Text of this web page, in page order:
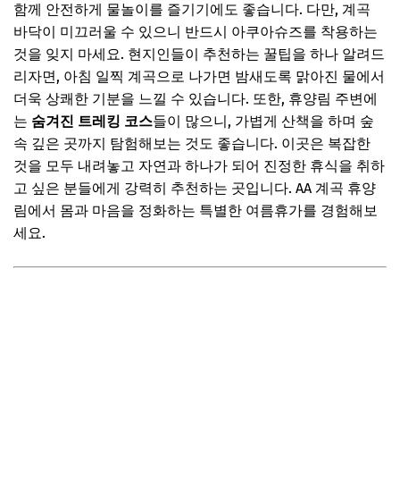
함께 안전하게 물놀이를 즐기기에도 좋습니다. 다만, 계곡
바닥이 미끄러울 수 있으니 반드시 아쿠아슈즈를 착용하는
것을 잊지 마세요. 현지인들이 추천하는 꿀팁을 하나 알려드
리자면, 아침 일찍 계곡으로 나가면 밤새도록 맑아진 물에서
더욱 상쾌한 기분을 느낄 수 있습니다. 또한, 휴양림 주변에
는 숨겨진 트레킹 코스들이 많으니, 가볍게 산책을 하며 숲
속 깊은 곳까지 탐험해보는 것도 좋습니다. 이곳은 복잡한
것을 모두 내려놓고 자연과 하나가 되어 진정한 휴식을 취하
고 싶은 분들에게 강력히 추천하는 곳입니다. AA 계곡 휴양
림에서 몸과 마음을 정화하는 특별한 여름휴가를 경험해보
세요.